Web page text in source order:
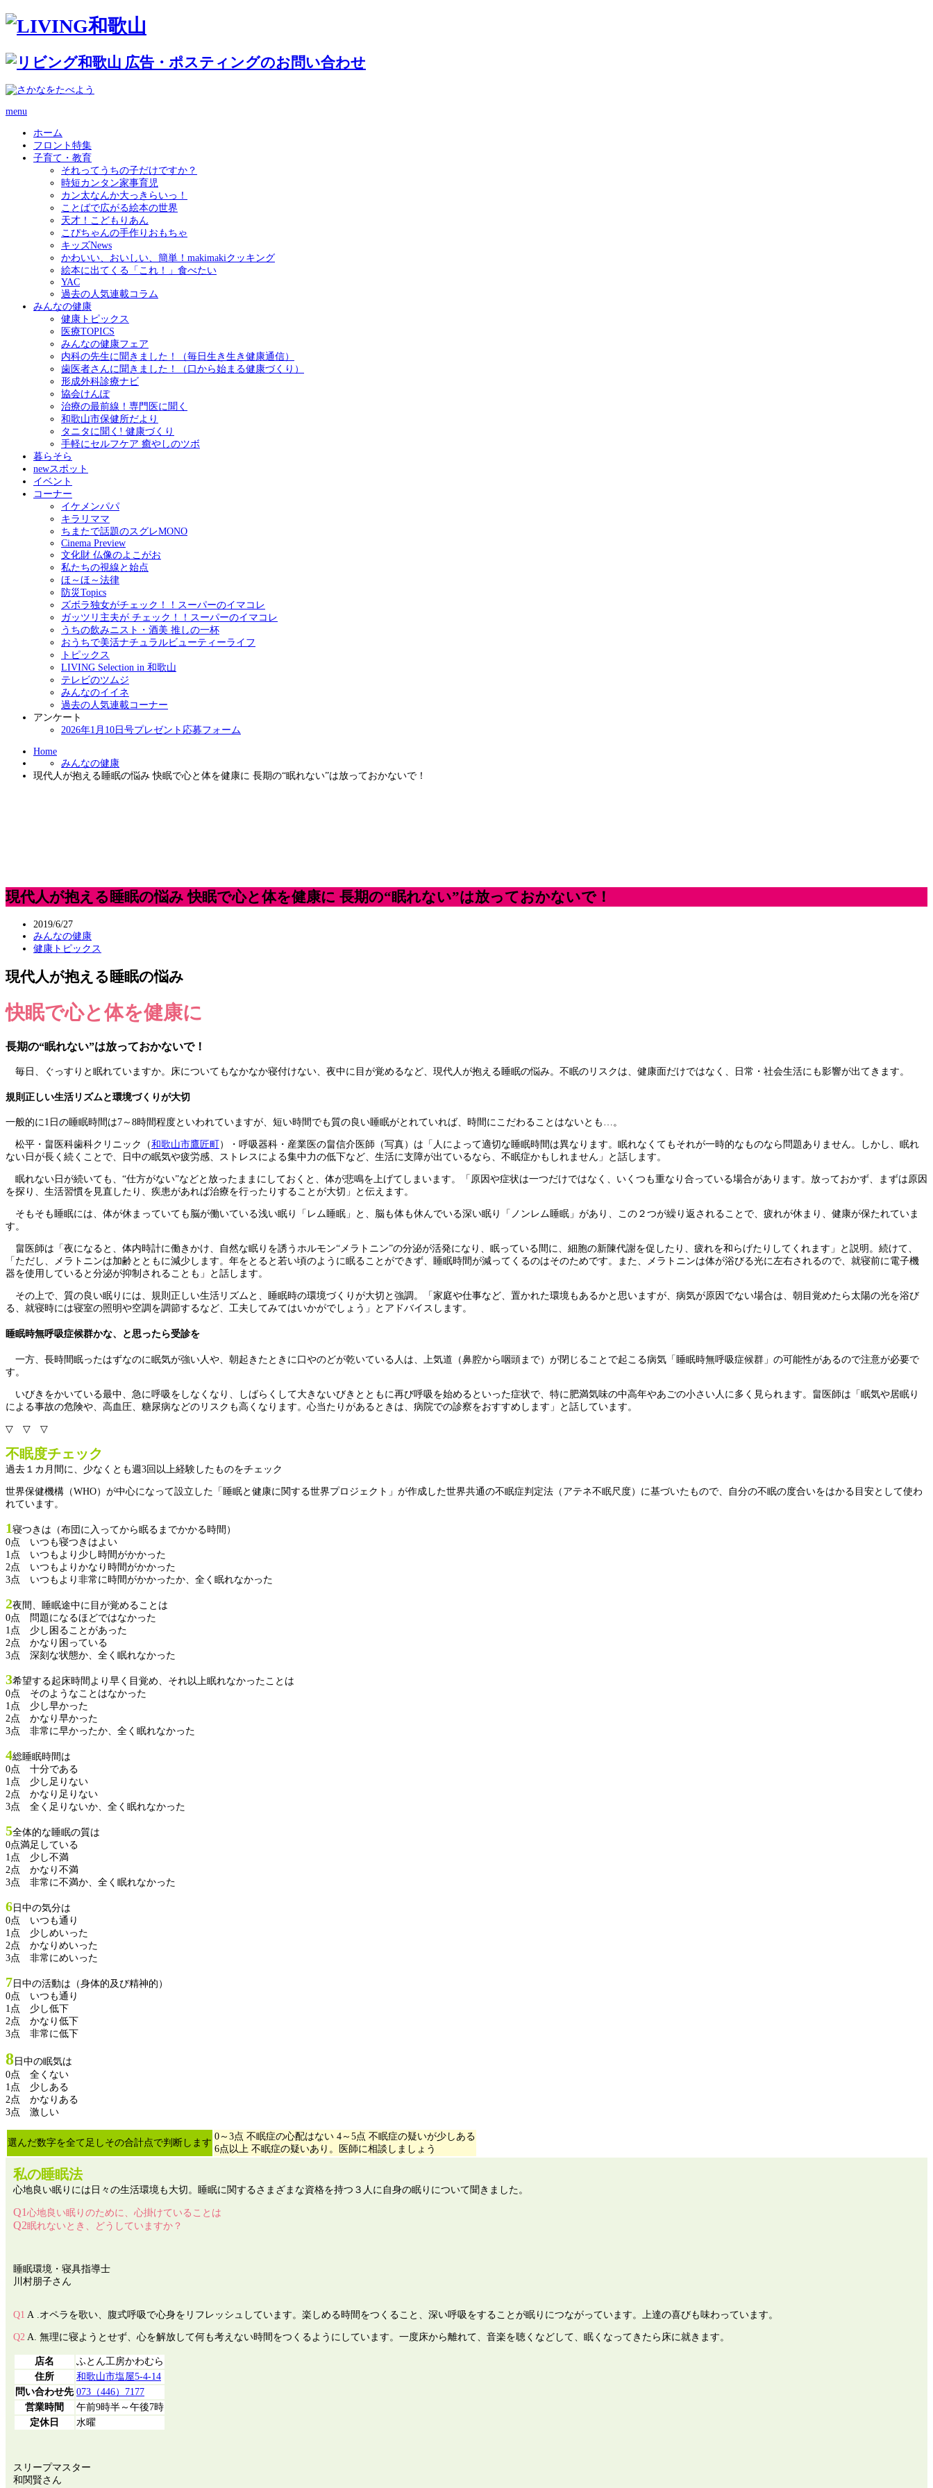
menu
ホーム
フロント特集
子育て・教育
それってうちの子だけですか？
時短カンタン家事育児
カン太なんか大っきらいっ！
ことばで広がる絵本の世界
天才！こどもりあん
こぴちゃんの手作りおもちゃ
キッズNews
かわいい、おいしい、簡単！makimakiクッキング
絵本に出てくる「これ！」食べたい
YAC
過去の人気連載コラム
みんなの健康
健康トピックス
医療TOPICS
みんなの健康フェア
内科の先生に聞きました！（毎日生き生き健康通信）
歯医者さんに聞きました！（口から始まる健康づくり）
形成外科診療ナビ
協会けんぽ
治療の最前線！専門医に聞く
和歌山市保健所だより
タニタに聞く! 健康づくり
手軽にセルフケア 癒やしのツボ
暮らそら
newスポット
イベント
コーナー
イケメンパパ
キラリママ
ちまたで話題のスグレMONO
Cinema Preview
文化財 仏像のよこがお
私たちの視線と始点
ほ～ほ～法律
防災Topics
ズボラ独女がチェック！！スーパーのイマコレ
ガッツリ主夫が チェック！！スーパーのイマコレ
うちの飲みニスト・酒美 推しの一杯
おうちで美活ナチュラルビューティーライフ
トピックス
LIVING Selection in 和歌山
テレビのツムジ
みんなのイイネ
過去の人気連載コーナー
アンケート
2026年1月10日号プレゼント応募フォーム
Home
みんなの健康
現代人が抱える睡眠の悩み 快眠で心と体を健康に 長期の“眠れない”は放っておかないで！
現代人が抱える睡眠の悩み 快眠で心と体を健康に 長期の“眠れない”は放っておかないで！
2019/6/27
みんなの健康
健康トピックス
現代人が抱える睡眠の悩み
快眠で心と体を健康に
長期の“眠れない”は放っておかないで！
毎日、ぐっすりと眠れていますか。床についてもなかなか寝付けない、夜中に目が覚めるなど、現代人が抱える睡眠の悩み。不眠のリスクは、健康面だけではなく、日常・社会生活にも影響が出てきます。
規則正しい生活リズムと環境づくりが大切
一般的に1日の睡眠時間は7～8時間程度といわれていますが、短い時間でも質の良い睡眠がとれていれば、時間にこだわることはないとも…。
松平・畠医科歯科クリニック（和歌山市鷹匠町 ）・呼吸器科・産業医の畠信介医師（写真）は「人によって適切な睡眠時間は異なります。眠れなくてもそれが一時的なものなら問題ありません。しかし、眠れ
ない日が長く続くことで、日中の眠気や疲労感、ストレスによる集中力の低下など、生活に支障が出ているなら、不眠症かもしれません」と話します。
眠れない日が続いても、“仕方がない”などと放ったままにしておくと、体が悲鳴を上げてしまいます。「原因や症状は一つだけではなく、いくつも重なり合っている場合があります。放っておかず、まずは原因
を探り、生活習慣を見直したり、疾患があれば治療を行ったりすることが大切」と伝えます。
そもそも睡眠には、体が休まっていても脳が働いている浅い眠り「レム睡眠」と、脳も体も休んでいる深い眠り「ノンレム睡眠」があり、この２つが繰り返されることで、疲れが休まり、健康が保たれていま
す。
畠医師は「夜になると、体内時計に働きかけ、自然な眠りを誘うホルモン“メラトニン”の分泌が活発になり、眠っている間に、細胞の新陳代謝を促したり、疲れを和らげたりしてくれます」と説明。続けて、
「ただし、メラトニンは加齢とともに減少します。年をとると若い頃のように眠ることができず、睡眠時間が減ってくるのはそのためです。また、メラトニンは体が浴びる光に左右されるので、就寝前に電子機
器を使用していると分泌が抑制されることも」と話します。
その上で、質の良い眠りには、規則正しい生活リズムと、睡眠時の環境づくりが大切と強調。「家庭や仕事など、置かれた環境もあるかと思いますが、病気が原因でない場合は、朝目覚めたら太陽の光を浴び
る、就寝時には寝室の照明や空調を調節するなど、工夫してみてはいかがでしょう」とアドバイスします。
睡眠時無呼吸症候群かな、と思ったら受診を
一方、長時間眠ったはずなのに眠気が強い人や、朝起きたときに口やのどが乾いている人は、上気道（鼻腔から咽頭まで）が閉じることで起こる病気「睡眠時無呼吸症候群」の可能性があるので注意が必要で
す。
いびきをかいている最中、急に呼吸をしなくなり、しばらくして大きないびきとともに再び呼吸を始めるといった症状で、特に肥満気味の中高年やあごの小さい人に多く見られます。畠医師は「眠気や居眠り
による事故の危険や、高血圧、糖尿病などのリスクも高くなります。心当たりがあるときは、病院での診察をおすすめします」と話しています。
▽ ▽ ▽
不眠度チェック
過去１カ月間に、少なくとも週3回以上経験したものをチェック
世界保健機構（WHO）が中心になって設立した「睡眠と健康に関する世界プロジェクト」が作成した世界共通の不眠症判定法（アテネ不眠尺度）に基づいたもので、自分の不眠の度合いをはかる目安として使わ
れています。
1 寝つきは（布団に入ってから眠るまでかかる時間）
0点 いつも寝つきはよい
1点 いつもより少し時間がかかった
2点 いつもよりかなり時間がかかった
3点 いつもより非常に時間がかかったか、全く眠れなかった
2夜間、睡眠途中に目が覚めることは
0点 問題になるほどではなかった
1点 少し困ることがあった
2点 かなり困っている
3点 深刻な状態か、全く眠れなかった
3希望する起床時間より早く目覚め、それ以上眠れなかったことは
0点 そのようなことはなかった
1点 少し早かった
2点 かなり早かった
3点 非常に早かったか、全く眠れなかった
4総睡眠時間は
0点 十分である
1点 少し足りない
2点 かなり足りない
3点 全く足りないか、全く眠れなかった
5全体的な睡眠の質は
0点満足している
1点 少し不満
2点 かなり不満
3点 非常に不満か、全く眠れなかった
6日中の気分は
0点 いつも通り
1点 少しめいった
2点 かなりめいった
3点 非常にめいった
7日中の活動は（身体的及び精神的）
0点 いつも通り
1点 少し低下
2点 かなり低下
3点 非常に低下
8日中の眠気は
0点 全くない
1点 少しある
2点 かなりある
3点 激しい
選んだ数字を全て足しその合計点で判断します
0～3点 不眠症の心配はない 4～5点 不眠症の疑いが少しある
6点以上 不眠症の疑いあり。医師に相談しましょう
私の睡眠法
心地良い眠りには日々の生活環境も大切。睡眠に関するさまざまな資格を持つ３人に自身の眠りについて聞きました。
Q1 心地良い眠りのために、心掛けていることは
Q2眠れないとき、どうしていますか？
睡眠環境・寝具指導士
川村朋子さん
Q1 A .オペラを歌い、腹式呼吸で心身をリフレッシュしています。楽しめる時間をつくること、深い呼吸をすることが眠りにつながっています。上達の喜びも味わっています。
Q2 A. 無理に寝ようとせず、心を解放して何も考えない時間をつくるようにしています。一度床から離れて、音楽を聴くなどして、眠くなってきたら床に就きます。
店名
ふとん工房かわむら
住所
和歌山市塩屋5-4-14
問い合わせ先 073（446）7177
営業時間
午前9時半～午後7時
定休日
水曜
スリープマスター
和関賢さん